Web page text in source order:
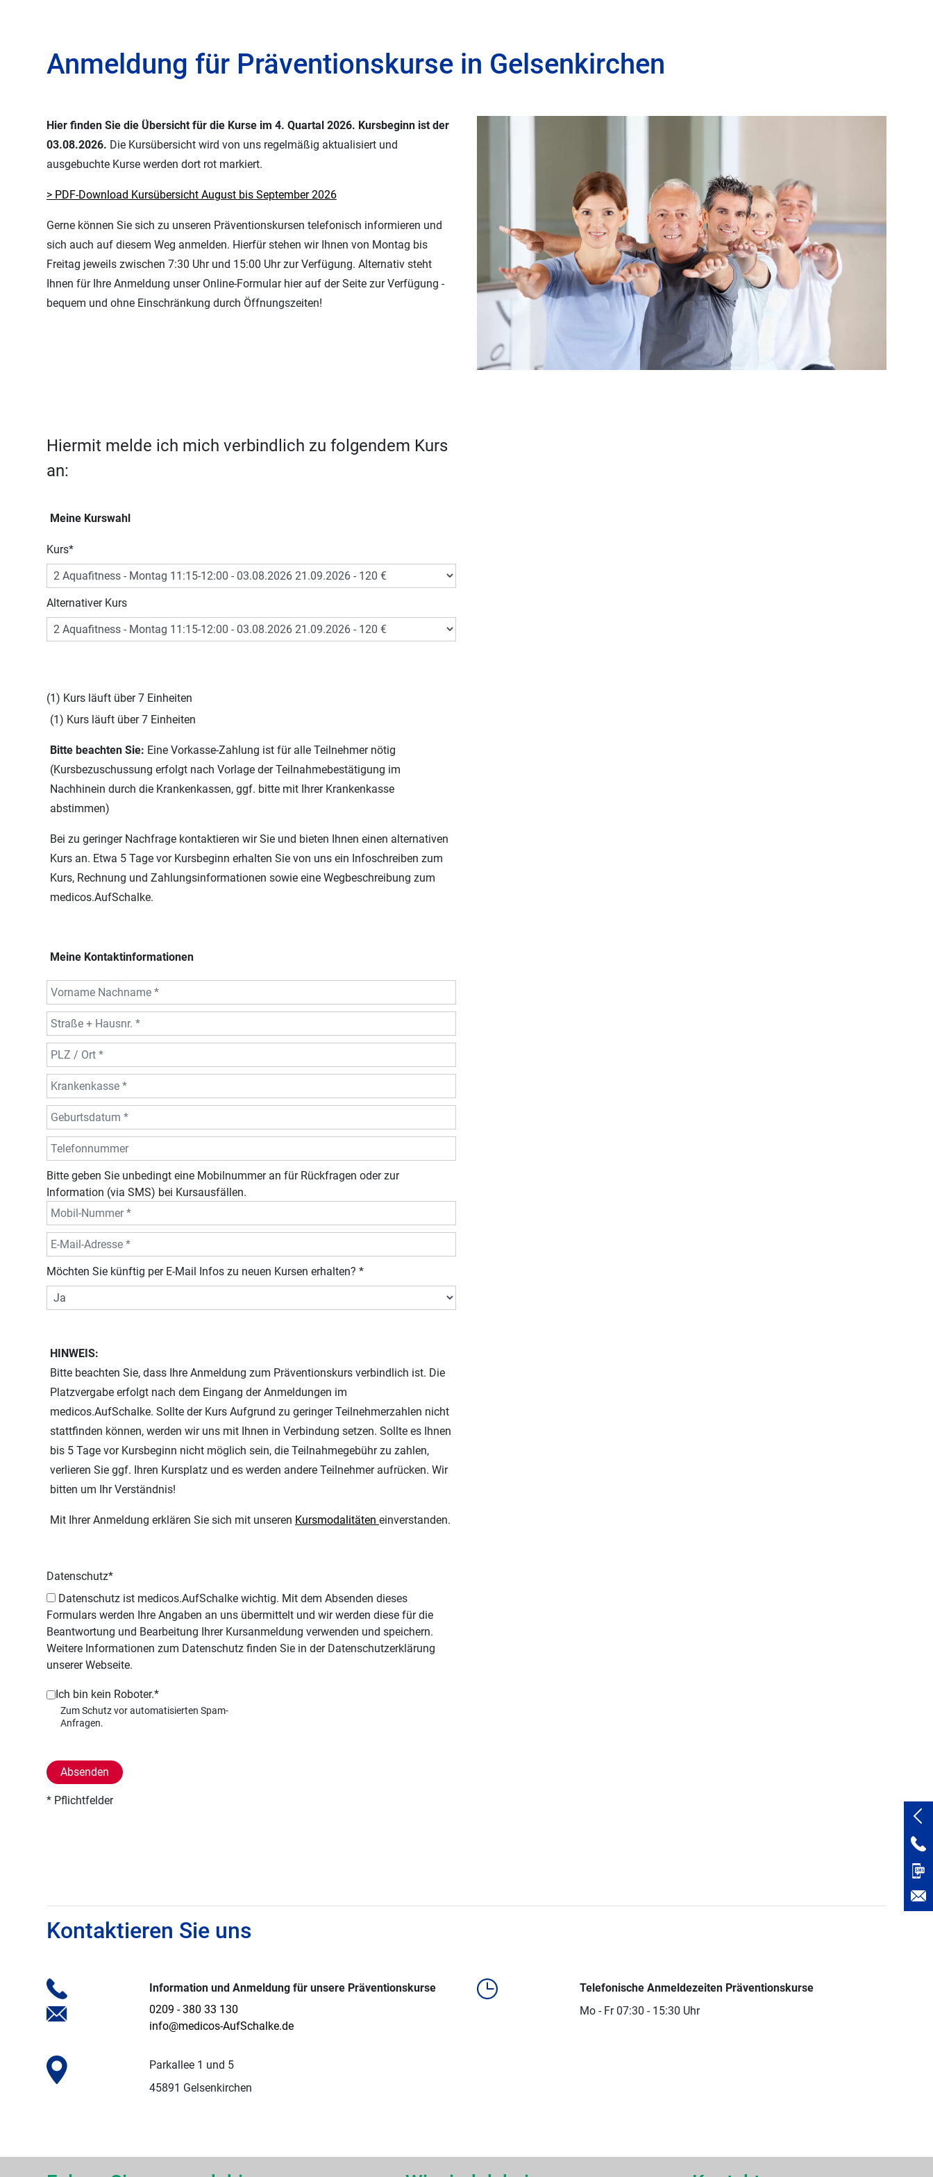
BGF - Betriebliche
Anmeldung für Präventionskurse in Gelsenkirchen
Hier finden Sie die Übersicht für die Kurse im 4. Quartal 2026. Kursbeginn ist der
03.08.2026. Die Kursübersicht wird von uns regelmäßig aktualisiert und
ausgebuchte Kurse werden dort rot markiert.
> PDF-Download Kursübersicht August bis September 2026
Gerne können Sie sich zu unseren Präventionskursen telefonisch informieren und
sich auch auf diesem Weg anmelden. Hierfür stehen wir Ihnen von Montag bis
Freitag jeweils zwischen 7:30 Uhr und 15:00 Uhr zur Verfügung. Alternativ steht
Ihnen für Ihre Anmeldung unser Online-Formular hier auf der Seite zur Verfügung -
bequem und ohne Einschränkung durch Öffnungszeiten!
Hiermit melde ich mich verbindlich zu folgendem Kurs
an:
Meine Kurswahl
Kurs*
Alternativer Kurs
(1) Kurs läuft über 7 Einheiten
(1) Kurs läuft über 7 Einheiten
Bitte beachten Sie: Eine Vorkasse-Zahlung ist für alle Teilnehmer nötig
(Kursbezuschussung erfolgt nach Vorlage der Teilnahmebestätigung im
Nachhinein durch die Krankenkassen, ggf. bitte mit Ihrer Krankenkasse
abstimmen)
Bei zu geringer Nachfrage kontaktieren wir Sie und bieten Ihnen einen alternativen
Kurs an. Etwa 5 Tage vor Kursbeginn erhalten Sie von uns ein Infoschreiben zum
Kurs, Rechnung und Zahlungsinformationen sowie eine Wegbeschreibung zum
medicos.AufSchalke.
Meine Kontaktinformationen
Bitte geben Sie unbedingt eine Mobilnummer an für Rückfragen oder zur
Information (via SMS) bei Kursausfällen.
Möchten Sie künftig per E-Mail Infos zu neuen Kursen erhalten? *
HINWEIS:
Bitte beachten Sie, dass Ihre Anmeldung zum Präventionskurs verbindlich ist. Die
Platzvergabe erfolgt nach dem Eingang der Anmeldungen im
medicos.AufSchalke. Sollte der Kurs Aufgrund zu geringer Teilnehmerzahlen nicht
stattfinden können, werden wir uns mit Ihnen in Verbindung setzen. Sollte es Ihnen
bis 5 Tage vor Kursbeginn nicht möglich sein, die Teilnahmegebühr zu zahlen,
verlieren Sie ggf. Ihren Kursplatz und es werden andere Teilnehmer aufrücken. Wir
bitten um Ihr Verständnis!
Mit Ihrer Anmeldung erklären Sie sich mit unseren Kursmodalitäten einverstanden.
Datenschutz*
Formulars werden Ihre Angaben an uns übermittelt und wir werden diese für die
Beantwortung und Bearbeitung Ihrer Kursanmeldung verwenden und speichern.
Weitere Informationen zum Datenschutz finden Sie in der Datenschutzerklärung
unserer Webseite.
Ich bin kein Roboter.*
* Pflichtfelder
Kontaktieren Sie uns
Information und Anmeldung für unsere Präventionskurse
0209 - 380 33 130
info@medicos-AufSchalke.de
Telefonische Anmeldezeiten Präventionskurse
Mo - Fr 07:30 - 15:30 Uhr
Parkallee 1 und 5
45891 Gelsenkirchen